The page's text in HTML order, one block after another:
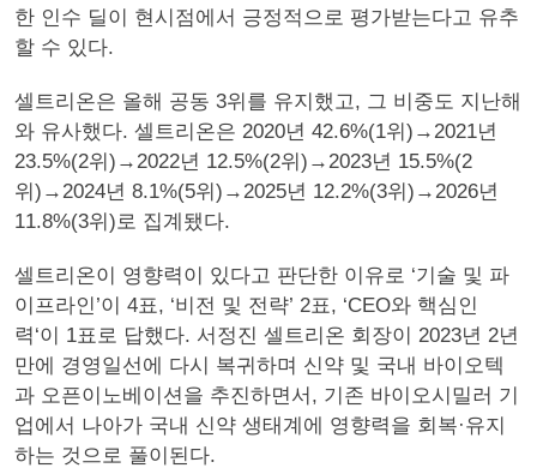
한 인수 딜이 현시점에서 긍정적으로 평가받는다고 유추
할 수 있다.
셀트리온은 올해 공동 3위를 유지했고, 그 비중도 지난해
와 유사했다. 셀트리온은 2020년 42.6%(1위)→2021년
23.5%(2위)→2022년 12.5%(2위)→2023년 15.5%(2
위)→2024년 8.1%(5위)→2025년 12.2%(3위)→2026년
11.8%(3위)로 집계됐다.
셀트리온이 영향력이 있다고 판단한 이유로 ‘기술 및 파
이프라인’이 4표, ‘비전 및 전략’ 2표, ‘CEO와 핵심인
력‘이 1표로 답했다. 서정진 셀트리온 회장이 2023년 2년
만에 경영일선에 다시 복귀하며 신약 및 국내 바이오텍
과 오픈이노베이션을 추진하면서, 기존 바이오시밀러 기
업에서 나아가 국내 신약 생태계에 영향력을 회복·유지
하는 것으로 풀이된다.